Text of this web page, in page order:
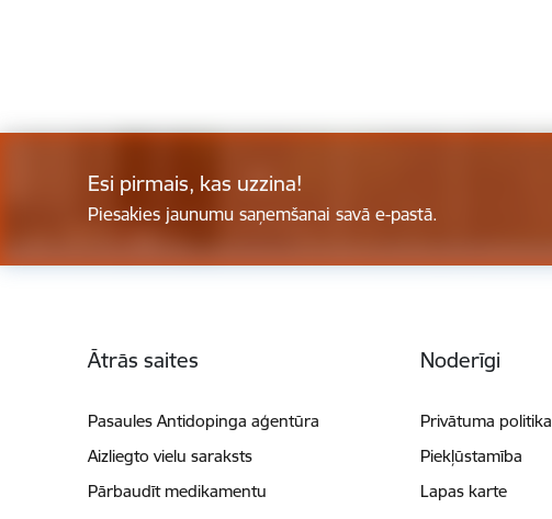
Esi pirmais, kas uzzina!
Piesakies jaunumu saņemšanai savā e-pastā.
Ātrās saites
Pasaules Antidopinga aģentūra
Aizliegto vielu saraksts
Pārbaudīt medikamentu
Noderīgi
Privātuma politika
Piekļūstamība
Lapas karte